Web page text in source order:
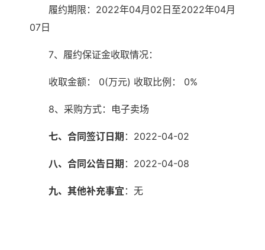
履约期限：2022年04月02日至2022年04月
07日
7、履约保证金收取情况：
收取金额： 0(万元) 收取比例： 0%
8、采购方式：电子卖场
七、合同签订日期 ：2022-04-02
八、合同公告日期 ：2022-04-08
九、其他补充事宜 ： 无